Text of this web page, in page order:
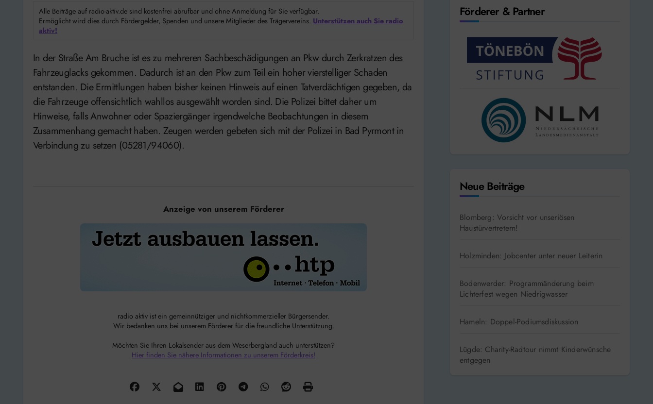
Alle Beiträge auf radio-aktiv.de sind kostenfrei abrufbar und ohne Anmeldung für Sie verfügbar.
Ermöglicht wird dies durch Fördergelder, Spenden und unsere Mitglieder des Trägervereins. Unterstützen auch Sie radio
aktiv!
In der Straße Am Bruche ist es zu mehreren Sachbeschädigungen an Pkw durch Zerkratzen des
Fahrzeuglacks gekommen. Dadurch ist an den Pkw zum Teil ein hoher vierstelliger Schaden
entstanden. Die Ermittlungen haben bisher keinen Hinweis auf einen Tatverdächtigen gegeben, da
die Fahrzeuge offensichtlich wahllos ausgewählt worden sind. Die Polizei bittet daher um
Hinweise, falls Anwohner oder Spaziergänger irgendwelche Beobachtungen in diesem
Zusammenhang gemacht haben. Zeugen werden gebeten sich mit der Polizei in Bad Pyrmont in
Verbindung zu setzen (05281/94060).
Anzeige von unserem Förderer
radio aktiv ist ein gemeinnütziger und nichtkommerzieller Bürgersender.
Wir bedanken uns bei unserem Förderer für die freundliche Unterstützung.
Möchten Sie Ihren Lokalsender aus dem Weserbergland auch unterstützen?
Hier finden Sie nähere Informationen zu unserem Förderkreis!
Förderer & Partner
Neue Beiträge
Blomberg: Vorsicht vor unseriösen
Haustürvertretern!
Holzminden: Jobcenter unter neuer Leiterin
Bodenwerder: Programmänderung beim
Lichterfest wegen Niedrigwasser
Hameln: Doppel-Podiumsdiskussion
Lügde: Charity-Radtour nimmt Kinderwünsche
entgegen